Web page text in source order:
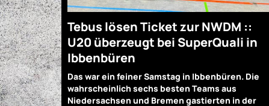
Tebus lösen Ticket zur NWDM ::
U20 überzeugt bei SuperQuali in
Ibbenbüren
Das war ein feiner Samstag in Ibbenbüren. Die
wahrscheinlich sechs besten Teams aus
Niedersachsen und Bremen gastierten in der